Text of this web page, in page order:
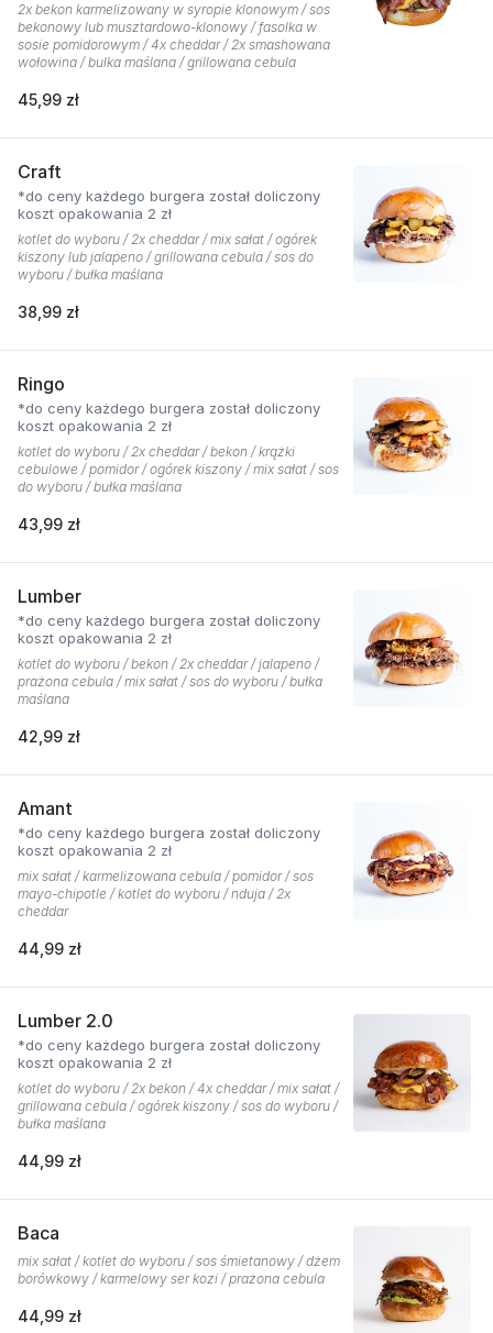
2x bekon karmelizowany w syropie klonowym / sos
bekonowy lub musztardowo-klonowy / fasolka w
sosie pomidorowym / 4x cheddar / 2x smashowana
wołowina / bulka maślana / grillowana cebula
45,99 zł
Craft
*do ceny każdego burgera został doliczony
koszt opakowania 2 zł
kotlet do wyboru / 2x cheddar / mix sałat / ogórek
kiszony lub jalapeno / grillowana cebula / sos do
wyboru / bułka maślana
38,99 zł
Ringo
*do ceny każdego burgera został doliczony
koszt opakowania 2 zł
kotlet do wyboru / 2x cheddar / bekon / krążki
cebulowe / pomidor / ogórek kiszony / mix sałat / sos
do wyboru / bułka maślana
43,99 zł
Lumber
*do ceny każdego burgera został doliczony
koszt opakowania 2 zł
kotlet do wyboru / bekon / 2x cheddar / jalapeno /
prażona cebula / mix sałat / sos do wyboru / bułka
maślana
42,99 zł
Amant
*do ceny każdego burgera został doliczony
koszt opakowania 2 zł
mix sałat / karmelizowana cebula / pomidor / sos
mayo-chipotle / kotlet do wyboru / nduja / 2x
cheddar
44,99 zł
Lumber 2.0
*do ceny każdego burgera został doliczony
koszt opakowania 2 zł
kotlet do wyboru / 2x bekon / 4x cheddar / mix sałat /
grillowana cebula / ogórek kiszony / sos do wyboru /
bułka maślana
44,99 zł
Baca
mix sałat / kotlet do wyboru / sos śmietanowy / dżem
borówkowy / karmelowy ser kozi / prażona cebula
44,99 zł